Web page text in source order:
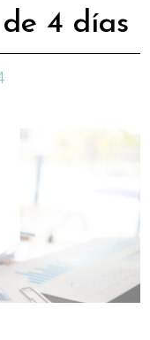
4 días